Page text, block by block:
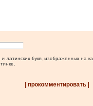
латинских букв, изображенных на
| прокомментировать |